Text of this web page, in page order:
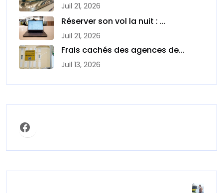
Juil 21, 2026
Réserver son vol la nuit : ...
Juil 21, 2026
Frais cachés des agences de...
Juil 13, 2026